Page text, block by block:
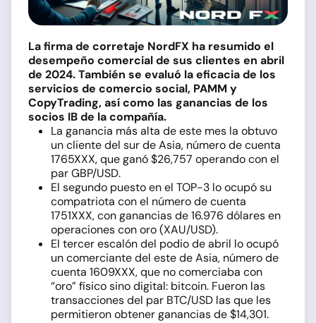
La firma de corretaje NordFX ha resumido el
desempeño comercial de sus clientes en abril
de 2024. También se evaluó la eficacia de los
servicios de comercio social, PAMM y
CopyTrading, así como las ganancias de los
socios IB de la compañía.
La ganancia más alta de este mes la obtuvo
un cliente del sur de Asia, número de cuenta
1765XXX, que ganó $26,757 operando con el
par GBP/USD.
El segundo puesto en el TOP-3 lo ocupó su
compatriota con el número de cuenta
1751XXX, con ganancias de 16.976 dólares en
operaciones con oro (XAU/USD).
El tercer escalón del podio de abril lo ocupó
un comerciante del este de Asia, número de
cuenta 1609XXX, que no comerciaba con
“oro” físico sino digital: bitcoin. Fueron las
transacciones del par BTC/USD las que les
permitieron obtener ganancias de $14,301.